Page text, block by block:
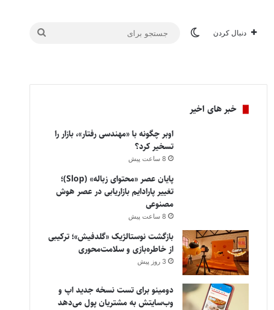
دنبال کردن تغییر پوسته
جستجو
خبر های اخیر
اوبر چگونه با «مهندسی رفتار»، بازار را
تسخیر کرد؟
8 ساعت پیش
پایان عصر «محتوای زباله» (Slop)؛
تغییر پارادایم بازاریابی در عصر هوش
مصنوعی
8 ساعت پیش
بازگشت نوستالژیک «گلدفیش»؛ ترکیبی
از خاطره‌بازی و سلامت‌محوری
3 روز پیش
دومینو برای تست نسخه جدید اپ و
وب‌سایتش به مشتریان پول می‌دهد